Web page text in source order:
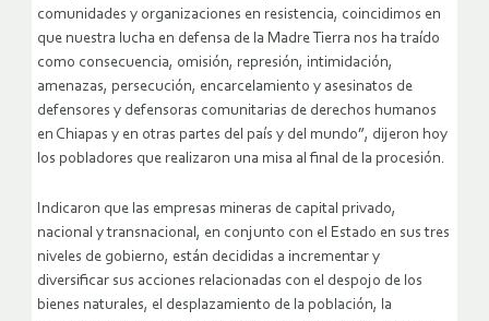
comunidades y organizaciones en resistencia, coincidimos en
que nuestra lucha en defensa de la Madre Tierra nos ha traído
como consecuencia, omisión, represión, intimidación,
amenazas, persecución, encarcelamiento y asesinatos de
defensores y defensoras comunitarias de derechos humanos
en Chiapas y en otras partes del país y del mundo”, dijeron hoy
los pobladores que realizaron una misa al final de la procesión.
Indicaron que las empresas mineras de capital privado,
nacional y transnacional, en conjunto con el Estado en sus tres
niveles de gobierno, están decididas a incrementar y
diversificar sus acciones relacionadas con el despojo de los
bienes naturales, el desplazamiento de la población, la